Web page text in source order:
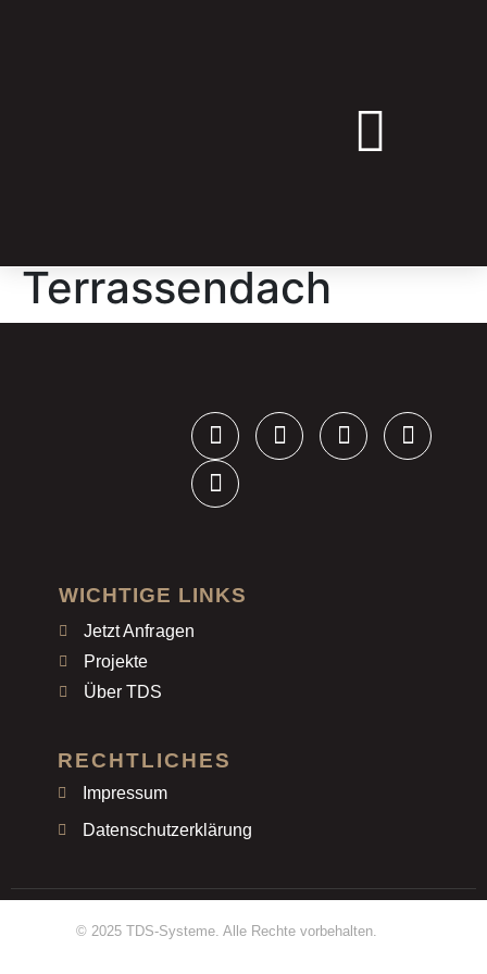
Terrassendach
WICHTIGE LINKS
Jetzt Anfragen
Projekte
Über TDS
RECHTLICHES
Impressum
Datenschutzerklärung
© 2025 TDS-Systeme. Alle Rechte vorbehalten.